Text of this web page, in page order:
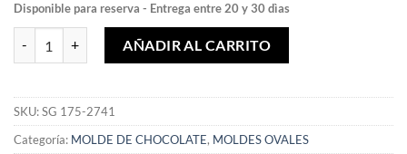
Disponible para reserva - Entrega entre 20 y 30 dìas
MOLDE DE CHOCOLATE «PUENTE DE LA CONCHA» cantidad
AÑADIR AL CARRITO
SKU:SG 175-2741
Categoría: MOLDE DE CHOCOLATE, MOLDES OVALES